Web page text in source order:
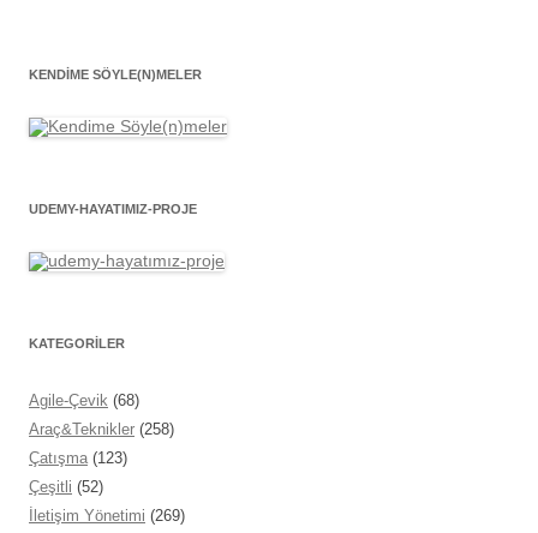
KENDIME SÖYLE(N)MELER
UDEMY-HAYATIMIZ-PROJE
KATEGORİLER
Agile-Çevik (68)
Araç&Teknikler (258)
Çatışma (123)
Çeşitli (52)
İletişim Yönetimi (269)